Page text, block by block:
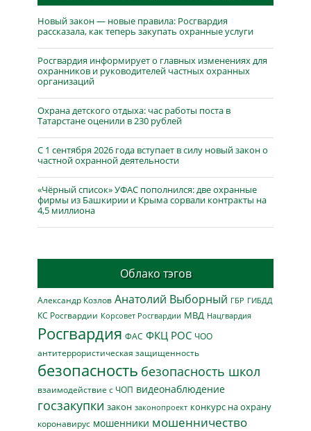
Новый закон — новые правила: Росгвардия
рассказала, как теперь закупать охранные услуги
Росгвардия информирует о главных изменениях для
охранников и руководителей частных охранных
организаций
Охрана детского отдыха: час работы поста в
Татарстане оценили в 230 рублей
С 1 сентября 2026 года вступает в силу новый закон о
частной охранной деятельности
«Чёрный список» УФАС пополнился: две охранные
фирмы из Башкирии и Крыма сорвали контракты на
4,5 миллиона
Облако тэгов
Александр Козлов Анатолий Выборный ГБР ГИБДД
КС Росгвардии Корсовет Росгвардии МВД Нацгвардия
Росгвардия ФАС ФКЦ РОС ЧОО
антитеррористическая защищенность
безопасность безопасность школ
взаимодействие с ЧОП видеонаблюдение
госзакупки закон законопроект конкурс на охрану
коронавирус мошенники мошенничество